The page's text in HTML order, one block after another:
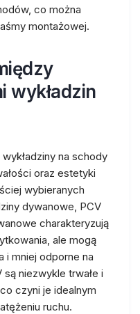
co można
montażowej.
wykładzin
na schody
oraz estetyki
wybieranych
dywanowe, PCV
charakteryzują
ale mogą
i mniej odporne na
niezwykle trwałe i
czyni je idealnym
ruchu.